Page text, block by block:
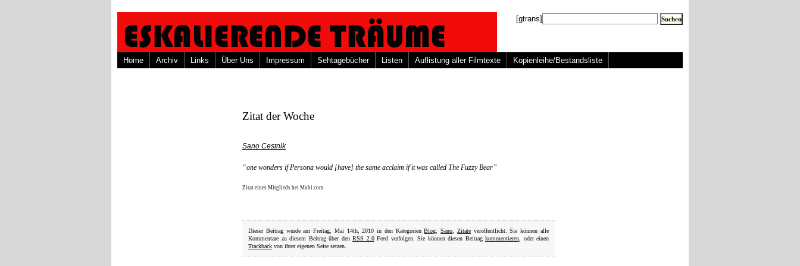
[gtrans]
Home Archiv Links Über Uns Impressum Sehtagebücher Listen Auflistung aller Filmtexte Kopienleihe/Bestandsliste
Zitat der Woche
Sano Cestnik
“one wonders if Persona would [have] the same acclaim if it was called The Fuzzy Bear”
Zitat eines Mitglieds bei Mubi.com
Dieser Beitrag wurde am Freitag, Mai 14th, 2010 in den KategorienBlog ,Sano Zitateveröffentlicht. Sie können alle
Kommentare zu diesem Beitrag über den RSS 2.0Feed verfolgen. Sie können diesen Beitrag kommentieren , oder einen
Trackback von ihrer eigenen Seite setzen.